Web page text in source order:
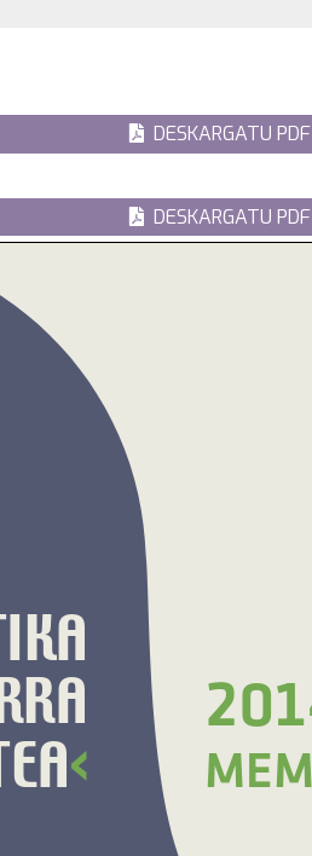
DESKARGATU PDF
DESKARGATU PDF